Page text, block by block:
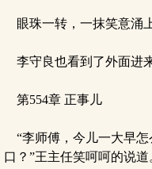
眼珠一转，一抹笑意涌
李守良也看到了外面进
第554章 正事儿
“李师傅，今儿一大早怎
口？”王主任笑呵呵的说道